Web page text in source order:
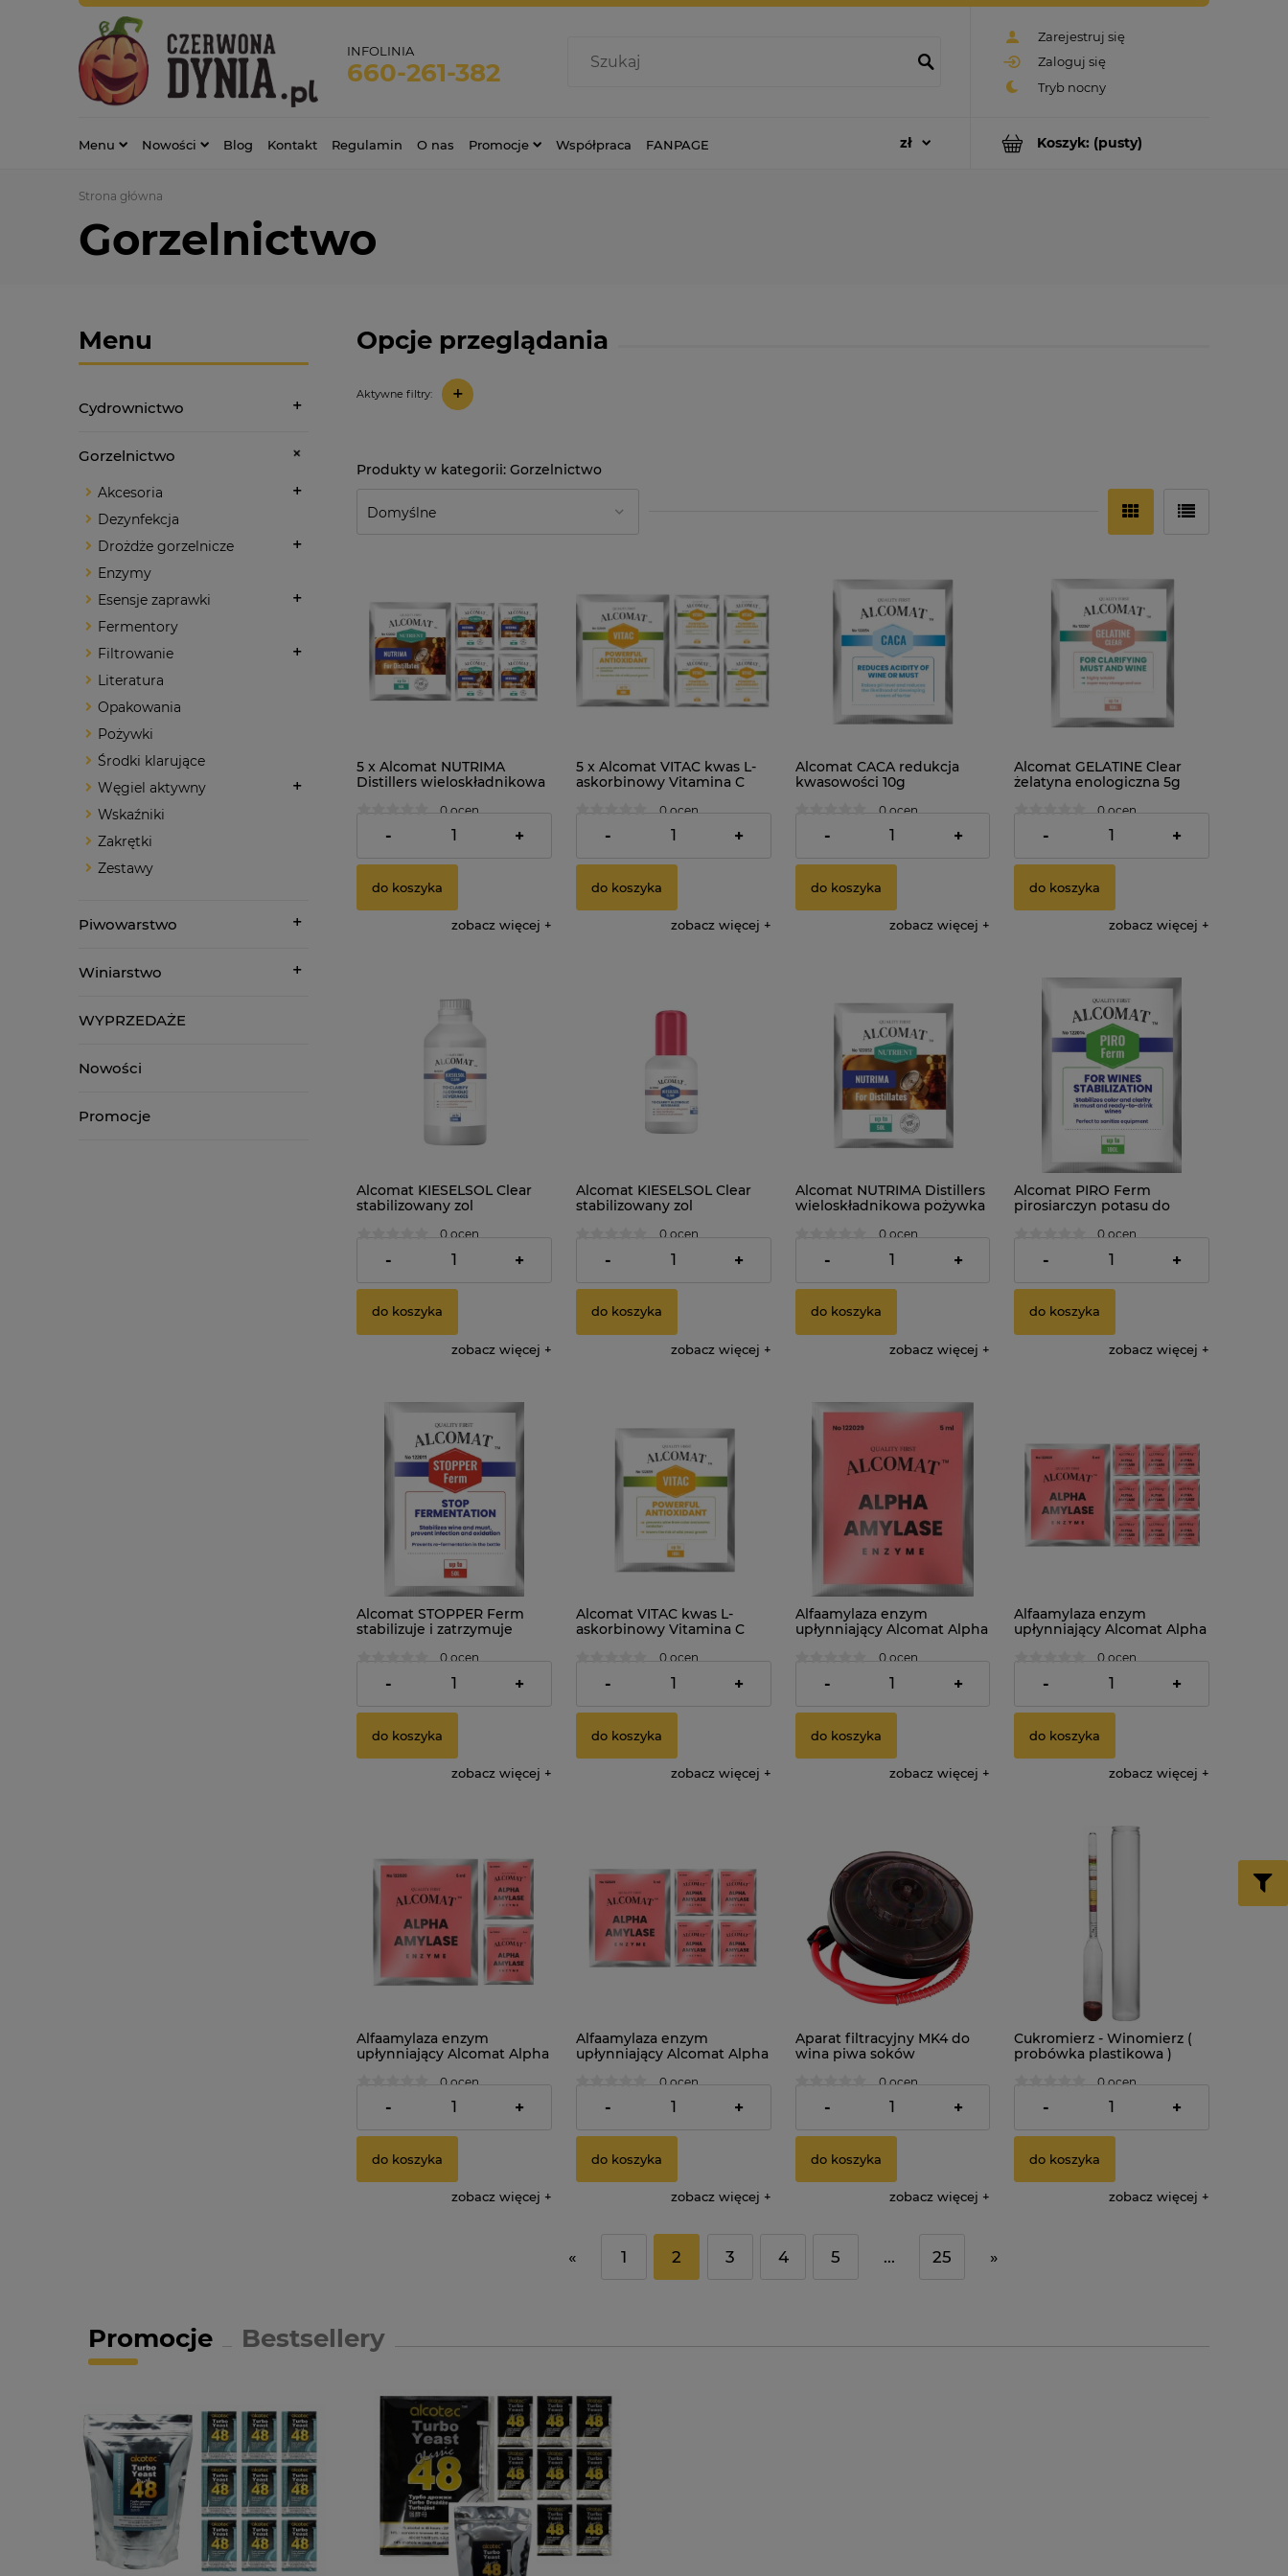
Zarejestruj się
Zaloguj się
INFOLINIA
660-261-382
Koszyk: (pusty)
Menu Nowości Blog Kontakt Regulamin O nas Promocje Współpraca FANPAGE
Strona główna
Gorzelnictwo
Menu
Cydrownictwo
Gorzelnictwo
Akcesoria
Dezynfekcja
Drożdże gorzelnicze
Enzymy
Esensje zaprawki
Fermentory
Filtrowanie
Literatura
Opakowania
Pożywki
Środki klarujące
Węgiel aktywny
Wskaźniki
Zakrętki
Zestawy
Piwowarstwo
Winiarstwo
WYPRZEDAŻE
Nowości
Promocje
Opcje przeglądania
Aktywne filtry: +
Gorzelnictwo
5 x Alcomat NUTRIMA
Distillers wieloskładnikowa
0 ocen
7,69 zł
- +
do koszyka
zobacz więcej
5 x Alcomat VITAC kwas L-
askorbinowy Vitamina C
0 ocen
8,74 zł
- +
do koszyka
zobacz więcej
Alcomat CACA redukcja
kwasowości 10g
0 ocen
1,45 zł
- +
do koszyka
zobacz więcej
Alcomat GELATINE Clear
żelatyna enologiczna 5g
0 ocen
1,79 zł
- +
do koszyka
zobacz więcej
Alcomat KIESELSOL Clear
stabilizowany zol
0 ocen
39,95 zł
- +
do koszyka
zobacz więcej
Alcomat KIESELSOL Clear
stabilizowany zol
0 ocen
12,39 zł
- +
do koszyka
zobacz więcej
Alcomat NUTRIMA Distillers
wieloskładnikowa pożywka
0 ocen
1,79 zł
- +
do koszyka
zobacz więcej
Alcomat PIRO Ferm
pirosiarczyn potasu do
0 ocen
2,76 zł
- +
do koszyka
zobacz więcej
Alcomat STOPPER Ferm
stabilizuje i zatrzymuje
0 ocen
4,95 zł
- +
do koszyka
zobacz więcej
Alcomat VITAC kwas L-
askorbinowy Vitamina C
0 ocen
1,99 zł
- +
do koszyka
zobacz więcej
Alfaamylaza enzym
upłynniający Alcomat Alpha
0 ocen
3,49 zł
- +
do koszyka
zobacz więcej
Alfaamylaza enzym
upłynniający Alcomat Alpha
0 ocen
33,85 zł
- +
do koszyka
zobacz więcej
Alfaamylaza enzym
upłynniający Alcomat Alpha
0 ocen
10,38 zł
- +
do koszyka
zobacz więcej
Alfaamylaza enzym
upłynniający Alcomat Alpha
0 ocen
17,10 zł
- +
do koszyka
zobacz więcej
Aparat filtracyjny MK4 do
wina piwa soków
0 ocen
74,99 zł
- +
do koszyka
zobacz więcej
Cukromierz - Winomierz (
probówka plastikowa )
0 ocen
21,85 zł
- +
do koszyka
zobacz więcej
« 1 2 3 4 5 ... 25 »
Promocje Bestsellery